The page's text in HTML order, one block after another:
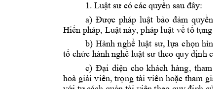
1. Luật sư có các quyền sau đây:
a) Được pháp luật bảo đảm quyền
Hiến pháp, Luật này, pháp luật về tố tụng
b) Hành nghề luật sư, lựa chọn hình
tổ chức hành nghề luật sư theo quy định
c) Đại diện cho khách hàng, tham
hoà giải viên, trọng tài viên hoặc tham gia